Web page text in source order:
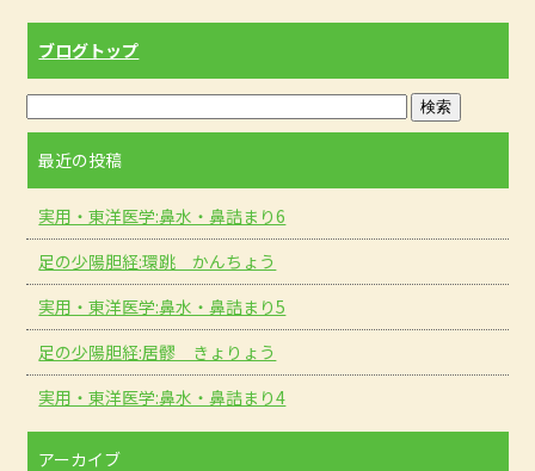
o
o
k
ブログトップ
最近の投稿
実用・東洋医学:鼻水・鼻詰まり6
足の少陽胆経:環跳 かんちょう
実用・東洋医学:鼻水・鼻詰まり5
足の少陽胆経:居髎 きょりょう
実用・東洋医学:鼻水・鼻詰まり4
アーカイブ